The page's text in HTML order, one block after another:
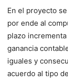
En el proyecto
por ende al
plazo
ganancia
iguales y
acuerdo al tipo